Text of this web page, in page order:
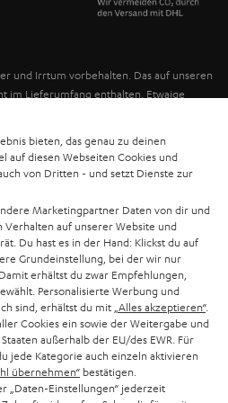
und Irrtum vorbehalten. Das auf unseren
im Lieferumfang enthalten. Etwaige
sind im Preis inbegriffen.
- All rights reserved.
bieten, das genau zu deinen
auf diesen Webseiten Cookies und
von Dritten - und setzt Dienste zur
Marketingpartner Daten von dir und
auf unserer Website und
Du hast es in der Hand: Klickst du auf
Grundeinstellung, bei der wir nur
erhältst du zwar Empfehlungen,
Personalisierte Werbung und
sind, erhältst du mit „Alles akzeptieren“.
Cookies ein sowie der Weitergabe und
außerhalb der EU/des EWR. Für
jede Kategorie auch einzeln aktivieren
übernehmen“ bestätigen.
„Daten-Einstellungen“ jederzeit